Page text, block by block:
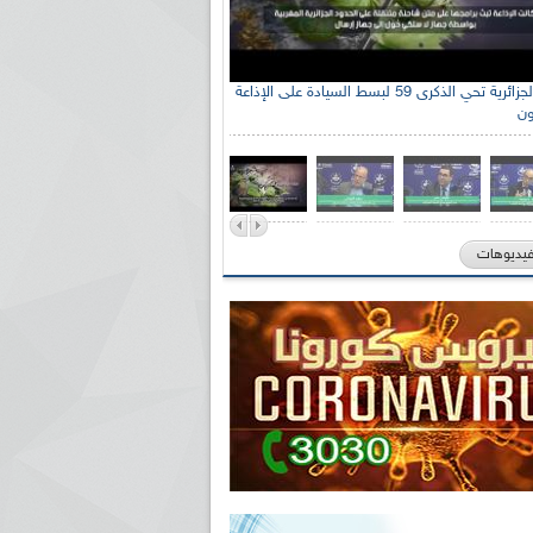
الإذاعة الجزائرية تحي الذكرى 59 لبسط السيادة على الإذاعة